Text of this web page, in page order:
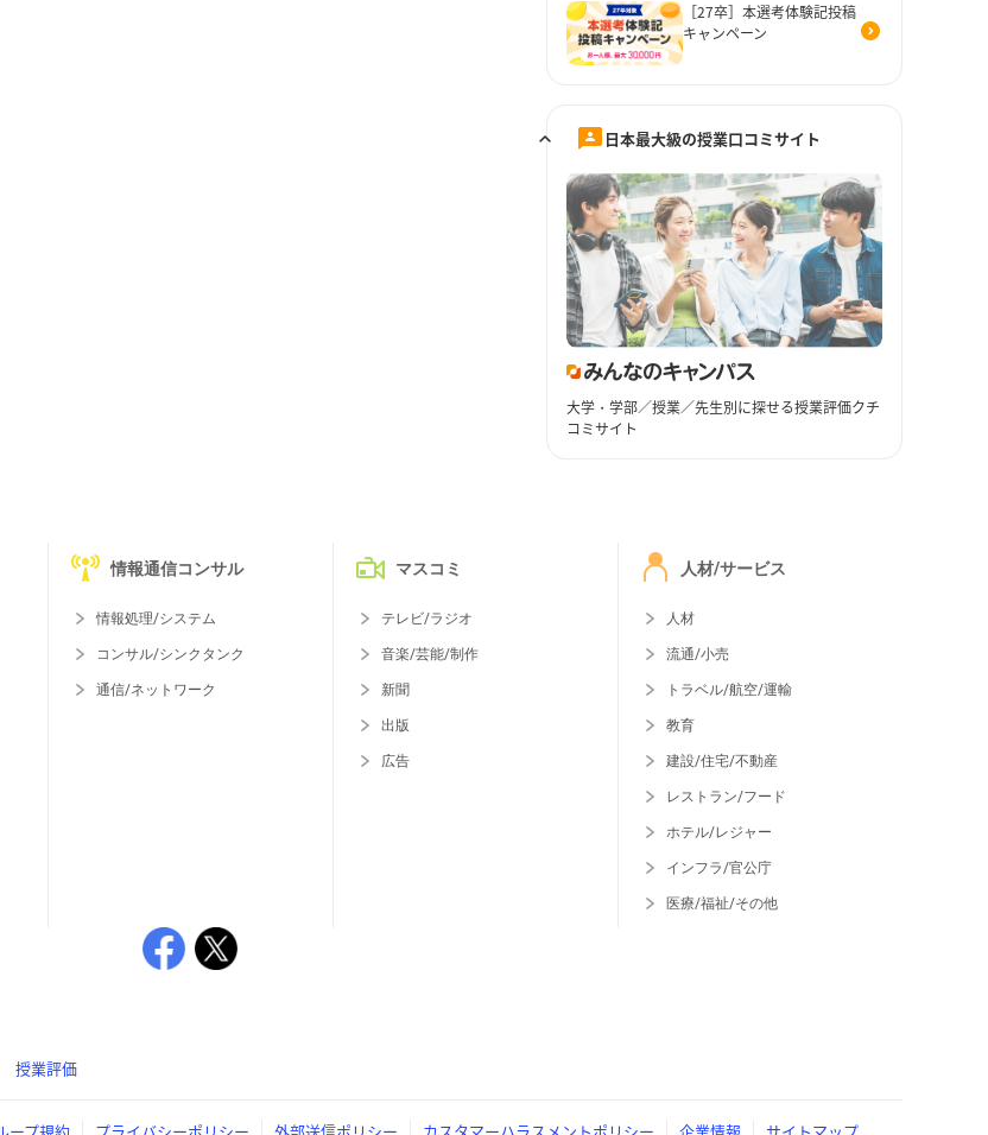
［27卒］本選考体験記投稿
キャンペーン
日本最大級の授業口コミサイト
大学・学部／授業／先生別に探せる授業評価クチ
コミサイト
情報通信コンサル
情報処理/システム
コンサル/シンクタンク
通信/ネットワーク
マスコミ
テレビ/ラジオ
音楽/芸能/制作
新聞
出版
広告
人材/サービス
人材
流通/小売
トラベル/航空/運輸
教育
建設/住宅/不動産
レストラン/フード
ホテル/レジャー
インフラ/官公庁
医療/福祉/その他
授業評価